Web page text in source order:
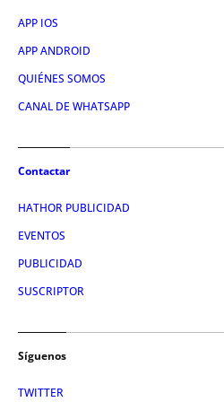
APP IOS
APP ANDROID
QUIÉNES SOMOS
CANAL DE WHATSAPP
Contactar
HATHOR PUBLICIDAD
EVENTOS
PUBLICIDAD
SUSCRIPTOR
Síguenos
TWITTER